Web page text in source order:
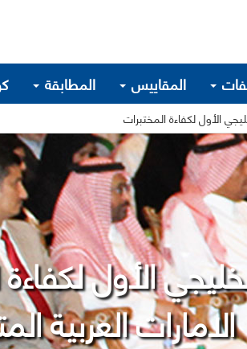
المقاييس المطابقة
الأول لكفاءة المختبرات
الأول
الامارات العربية